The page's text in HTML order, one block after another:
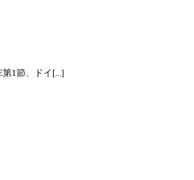
1節、ドイ[...]